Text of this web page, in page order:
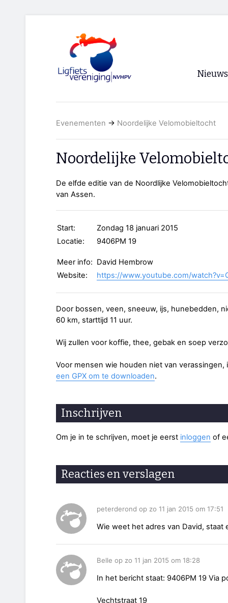
Nieuws
RSS
Evenementen → Noordelijke Velomobieltocht
Noordelijke
De elfde editie van de Noordlijke
van Assen.
Start:
Zondag 18 januari 2015
Locatie:
9406PM 19
Meer info: David Hembrow
Website:
https://www.youtube.com/
Door bossen, veen, sneeuw, ijs, hunebedden,
60 km, starttijd 11 uur.
Wij zullen voor koffie, thee, gebak en soep
Voor mensen wie houden niet van
een GPX om te downloaden.
Inschrijven
Om je in te schrijven, moet je eerst inloggen of
Reacties en verslagen
peterderond op zo 11 jan 2015 om 17:51
Wie weet het adres van David, staat
Belle op zo 11 jan 2015 om 18:28
In het bericht staat: 9406PM 19 Via
Vechtstraat 19